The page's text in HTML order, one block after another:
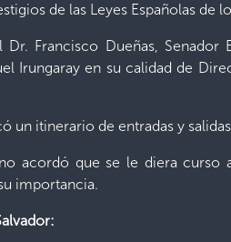
de las Leyes Españolas de
Francisco Dueñas,
Irungaray en su calidad de
un itinerario de entradas y
acordó que se le diera curso
importancia.